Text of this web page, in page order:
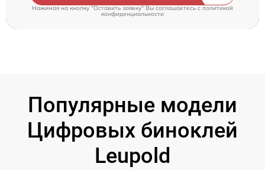
Нажимая на кнопку "Оставить заявку" Вы соглашаетесь cполитикой
конфиденциальности
Популярные модели
Цифровых биноклей
Leupold